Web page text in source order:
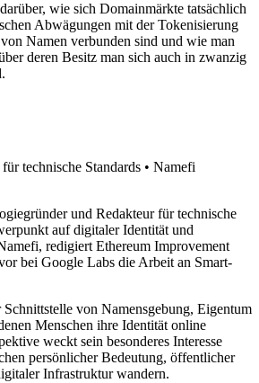
wie sich Domainmärkte tatsächlich
Abwägungen mit der Tokenisierung
Namen verbunden sind und wie man
deren Besitz man sich auch in zwanzig
technische Standards • Namefi
und Redakteur für technische
auf digitaler Identität und
redigiert Ethereum Improvement
bei Google Labs die Arbeit an Smart-
von Namensgebung, Eigentum
Menschen ihre Identität online
weckt sein besonderes Interesse
persönlicher Bedeutung, öffentlicher
Infrastruktur wandern.